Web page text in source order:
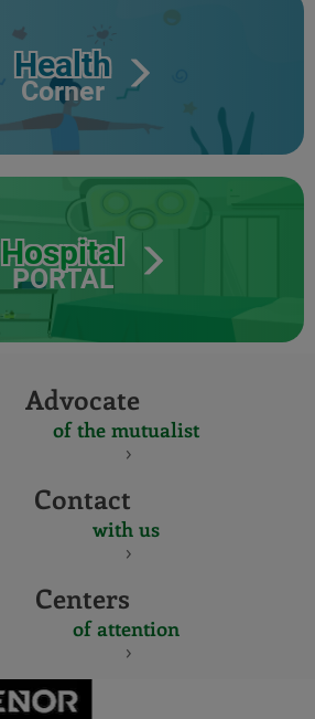
Health
Corner
Hospital
PORTAL
Advocate
of the mutualist
Contact
with us
Centers
of attention